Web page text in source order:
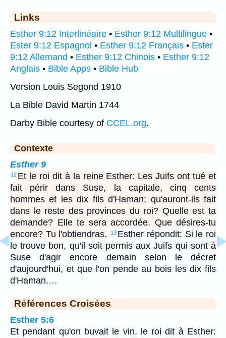
Links
Esther 9:12 Interlinéaire • Esther 9:12 Multilingue •
Ester 9:12 Espagnol • Esther 9:12 Français • Ester
9:12 Allemand • Esther 9:12 Chinois • Esther 9:12
Anglais • Bible Apps • Bible Hub
Version Louis Segond 1910
La Bible David Martin 1744
Darby Bible courtesy of CCEL.org.
Contexte
Esther 9
12 Et le roi dit à la reine Esther: Les Juifs ont tué et
fait périr dans Suse, la capitale, cinq cents
hommes et les dix fils d'Haman; qu'auront-ils fait
dans le reste des provinces du roi? Quelle est ta
demande? Elle te sera accordée. Que désires-tu
encore? Tu l'obtiendras.
13 Esther répondit: Si le roi
le trouve bon, qu'il soit permis aux Juifs qui sont à
Suse d'agir encore demain selon le décret
d'aujourd'hui, et que l'on pende au bois les dix fils
d'Haman.…
Références Croisées
Esther 5:6
Et pendant qu'on buvait le vin, le roi dit à Esther: